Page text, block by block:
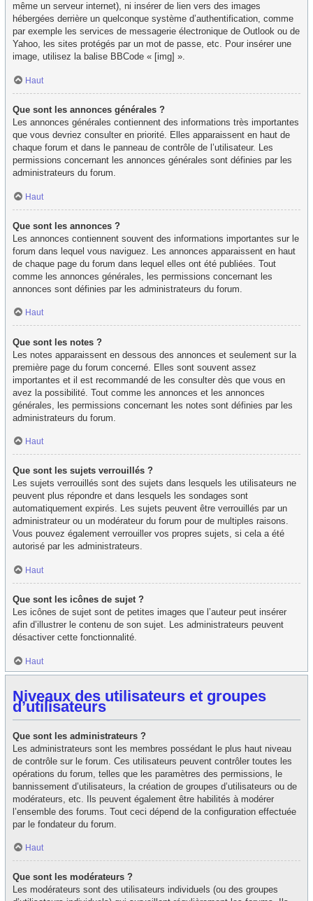
même un serveur internet), ni insérer de lien vers des images
hébergées derrière un quelconque système d’authentification, comme
par exemple les services de messagerie électronique de Outlook ou de
Yahoo, les sites protégés par un mot de passe, etc. Pour insérer une
image, utilisez la balise BBCode « [img] ».
Haut
Que sont les annonces générales ?
Les annonces générales contiennent des informations très importantes
que vous devriez consulter en priorité. Elles apparaissent en haut de
chaque forum et dans le panneau de contrôle de l’utilisateur. Les
permissions concernant les annonces générales sont définies par les
administrateurs du forum.
Haut
Que sont les annonces ?
Les annonces contiennent souvent des informations importantes sur le
forum dans lequel vous naviguez. Les annonces apparaissent en haut
de chaque page du forum dans lequel elles ont été publiées. Tout
comme les annonces générales, les permissions concernant les
annonces sont définies par les administrateurs du forum.
Haut
Que sont les notes ?
Les notes apparaissent en dessous des annonces et seulement sur la
première page du forum concerné. Elles sont souvent assez
importantes et il est recommandé de les consulter dès que vous en
avez la possibilité. Tout comme les annonces et les annonces
générales, les permissions concernant les notes sont définies par les
administrateurs du forum.
Haut
Que sont les sujets verrouillés ?
Les sujets verrouillés sont des sujets dans lesquels les utilisateurs ne
peuvent plus répondre et dans lesquels les sondages sont
automatiquement expirés. Les sujets peuvent être verrouillés par un
administrateur ou un modérateur du forum pour de multiples raisons.
Vous pouvez également verrouiller vos propres sujets, si cela a été
autorisé par les administrateurs.
Haut
Que sont les icônes de sujet ?
Les icônes de sujet sont de petites images que l’auteur peut insérer
afin d’illustrer le contenu de son sujet. Les administrateurs peuvent
désactiver cette fonctionnalité.
Haut
Niveaux des utilisateurs et groupes
d’utilisateurs
Que sont les administrateurs ?
Les administrateurs sont les membres possédant le plus haut niveau
de contrôle sur le forum. Ces utilisateurs peuvent contrôler toutes les
opérations du forum, telles que les paramètres des permissions, le
bannissement d’utilisateurs, la création de groupes d’utilisateurs ou de
modérateurs, etc. Ils peuvent également être habilités à modérer
l’ensemble des forums. Tout ceci dépend de la configuration effectuée
par le fondateur du forum.
Haut
Que sont les modérateurs ?
Les modérateurs sont des utilisateurs individuels (ou des groupes